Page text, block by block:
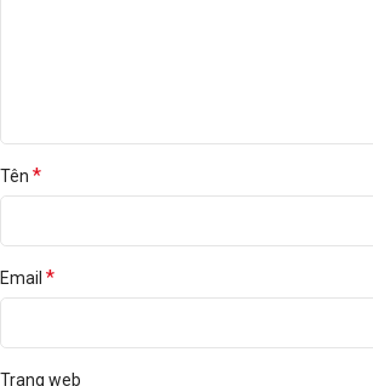
Tên *
Email *
Trang web